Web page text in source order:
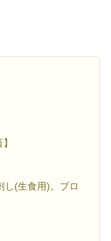
し(生食用)。ブロ